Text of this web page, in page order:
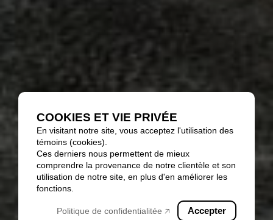
COOKIES ET VIE PRIVÉE
En visitant notre site, vous acceptez l'utilisation des
témoins (cookies).
Ces derniers nous permettent de mieux
comprendre la provenance de notre clientèle et son
utilisation de notre site, en plus d'en améliorer les
fonctions.
Politique de confidentialitée 🡥 Accepter